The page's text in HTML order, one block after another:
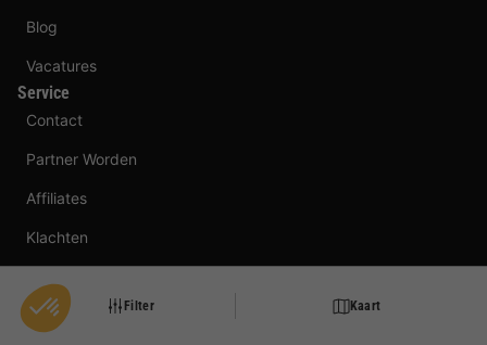
Filter Kaart
Blog
Vacatures
Service
Contact
Partner Worden
Affiliates
Klachten
BungalowSpecials is aangesloten bij